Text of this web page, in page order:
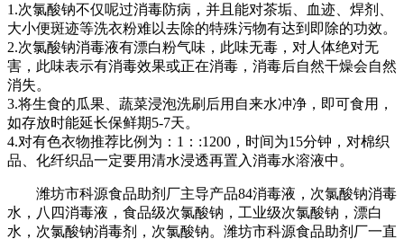
1.次氯酸钠不仅呢过消毒防病，并且能对茶垢、血迹、焊剂、
大小便斑迹等洗衣粉难以去除的特殊污物有达到即除的功效。
2.次氯酸钠消毒液有漂白粉气味，此味无毒，对人体绝对无
害，此味表示有消毒效果或正在消毒，消毒后自然干燥会自然
消失。
3.将生食的瓜果、蔬菜浸泡洗刷后用自来水冲净，即可食用，
如存放时能延长保鲜期5-7天。
4.对有色衣物推荐比例为：1：:1200，时间为15分钟，对棉织
品、化纤织品一定要用清水浸透再置入消毒水溶液中。
潍坊市科源食品助剂厂主导产品84消毒液，次氯酸钠消毒
水，八四消毒液，食品级次氯酸钠，工业级次氯酸钠，漂白
水，次氯酸钠消毒剂，次氯酸钠。 潍坊市科源食品助剂厂一直